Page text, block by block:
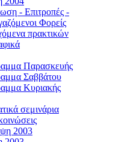
- Επιτροπές -
Φορείς
πρακτικών
Παρασκευής
Σαββάτου
Κυριακής
σεμινάρια
2003